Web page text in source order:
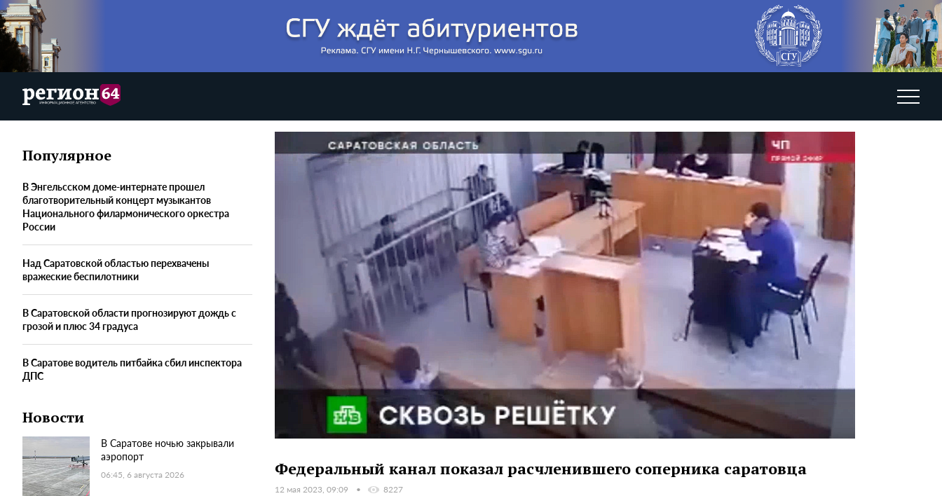
Популярное
В Энгельсском доме-интернате прошел
благотворительный концерт музыкантов
Национального филармонического оркестра
России
Над Саратовской областью перехвачены
вражеские беспилотники
В Саратовской области прогнозируют дождь с
грозой и плюс 34 градуса
В Саратове водитель питбайка сбил инспектора
ДПС
Новости
В Саратове ночью закрывали
аэропорт
06:45, 6 августа 2026 Федеральный канал показал расчленившего соперника саратовца
12 мая 2023, 09:09 8227